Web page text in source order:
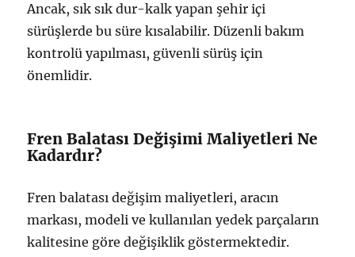
Ancak, sık sık dur-kalk yapan şehir içi
sürüşlerde bu süre kısalabilir. Düzenli bakım
kontrolü yapılması, güvenli sürüş için
önemlidir.
Fren Balatası Değişimi Maliyetleri Ne
Kadardır?
Fren balatası değişim maliyetleri, aracın
markası, modeli ve kullanılan yedek parçaların
kalitesine göre değişiklik göstermektedir.